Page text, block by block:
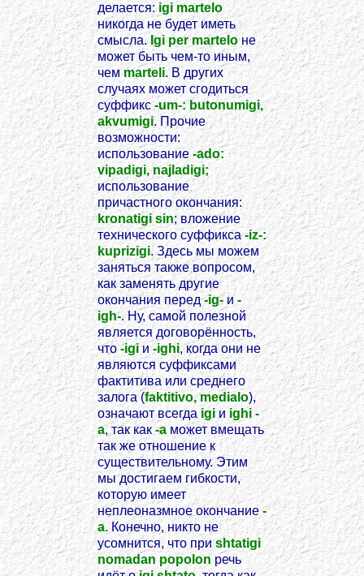
делается:igi martelo
никогда не будет иметь
смысла.Igi per marteloне
может быть чем-то иным,
чемmarteli. В других
случаях может сгодиться
суффикс-um-: butonumigi,
akvumigi. Прочие
возможности:
использование -ado:
vipadigi, najladigi;
использование
причастного окончания:
kronatigi sin; вложение
технического суффикса-iz-:
kuprizigi. Здесь мы можем
заняться также вопросом,
как заменять другие
окончания перед-ig-и -
igh-. Ну, самой полезной
является договорённость,
что-igiи-ighi, когда они не
являются суффиксами
фактитива или среднего
залога (faktitivo, medialo),
означают всегда igiиighi -
a, так как-aможет вмещать
так же отношение к
существительному. Этим
мы достигаем гибкости,
которую имеет
неплеоназмное окончание-
a.Конечно, никто не
усомнится, что приshtatigi
nomadan popolonречь